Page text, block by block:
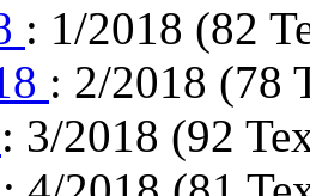
: 1/2018 (82
: 2/2018 (78
: 3/2018 (92